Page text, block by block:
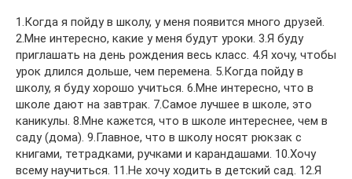
1.Когда я пойду в школу, у меня появится много друзей.
2.Мне интересно, какие у меня будут уроки. 3.Я буду
приглашать на день рождения весь класс. 4.Я хочу, чтобы
урок длился дольше, чем перемена. 5.Когда пойду в
школу, я буду хорошо учиться. 6.Мне интересно, что в
школе дают на завтрак. 7.Самое лучшее в школе, это
каникулы. 8.Мне кажется, что в школе интереснее, чем в
саду (дома). 9.Главное, что в школу носят рюкзак с
книгами, тетрадками, ручками и карандашами. 10.Хочу
всему научиться. 11.Не хочу ходить в детский сад. 12.Я